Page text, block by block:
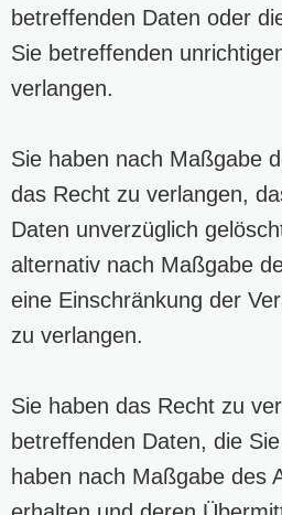
betreffenden Daten oder
Sie betreffenden
verlangen.
Sie haben nach Maßgabe
das Recht zu verlangen,
Daten unverzüglich
alternativ nach Maßgabe
eine Einschränkung der
zu verlangen.
Sie haben das Recht zu
betreffenden Daten, die
haben nach Maßgabe des